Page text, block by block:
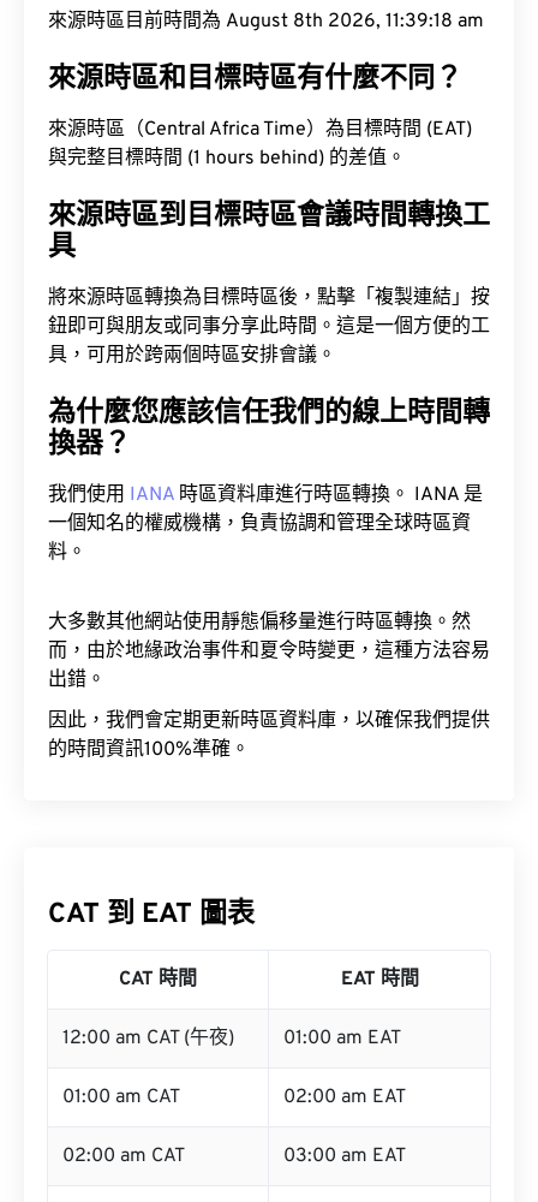
來源時區目前時間為 August 8th 2026, 11:39:19 am
來源時區和目標時區有什麼不同？
來源時區（Central Africa Time）為目標時間 (EAT)
與完整目標時間 (1 hours behind) 的差值。
來源時區到目標時區會議時間轉換工
具
將來源時區轉換為目標時區後，點擊「複製連結」按
鈕即可與朋友或同事分享此時間。這是一個方便的工
具，可用於跨兩個時區安排會議。
為什麼您應該信任我們的線上時間轉
換器？
我們使用 IANA 時區資料庫進行時區轉換。 IANA 是
一個知名的權威機構，負責協調和管理全球時區資
料。
大多數其他網站使用靜態偏移量進行時區轉換。然
而，由於地緣政治事件和夏令時變更，這種方法容易
出錯。
因此，我們會定期更新時區資料庫，以確保我們提供
的時間資訊100%準確。
CAT 到 EAT 圖表
CAT 時間 EAT 時間
12:00 am CAT (午夜) 01:00 am EAT
01:00 am CAT 02:00 am EAT
02:00 am CAT 03:00 am EAT